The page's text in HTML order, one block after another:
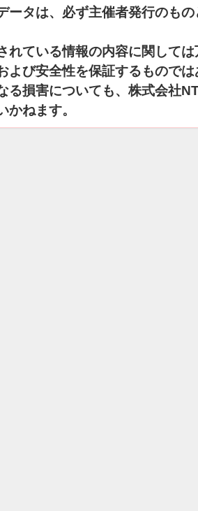
ータは、必ず主催者発行のも
れている情報の内容に関しては
よび安全性を保証するもので
る損害についても、株式会社
ねます。